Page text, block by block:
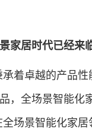
家居时代已经来
卓越的产品性
，全场景智能化
全场景智能化家